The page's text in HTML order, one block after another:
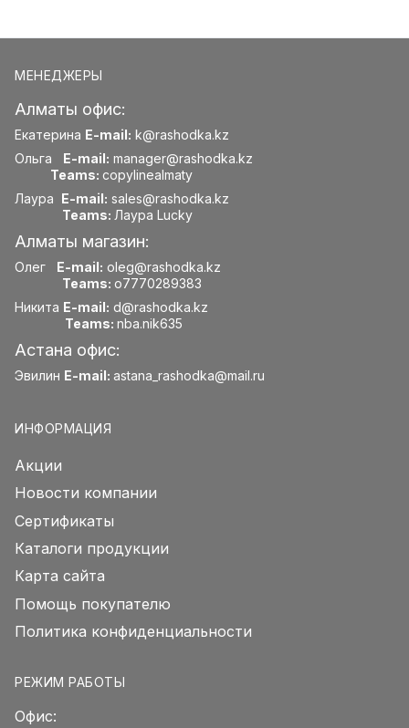
МЕНЕДЖЕРЫ
Алматы офис:
Екатерина E-mail: k@rashodka.kz
Ольга E-mail: manager@rashodka.kz
Teams: copylinealmaty
Лаура E-mail: sales@rashodka.kz
Teams: Лаура Lucky
Алматы магазин:
Олег E-mail: oleg@rashodka.kz
Teams: o7770289383
Никита E-mail: d@rashodka.kz
Teams: nba.nik635
Астана офис:
Эвилин E-mail: astana_rashodka@mail.ru
ИНФОРМАЦИЯ
Акции
Новости компании
Сертификаты
Каталоги продукции
Карта сайта
Помощь покупателю
Политика конфиденциальности
РЕЖИМ РАБОТЫ
Офис: